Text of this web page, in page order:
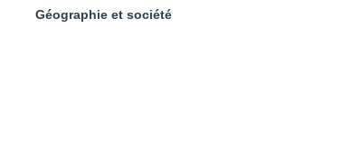
Géographie et société